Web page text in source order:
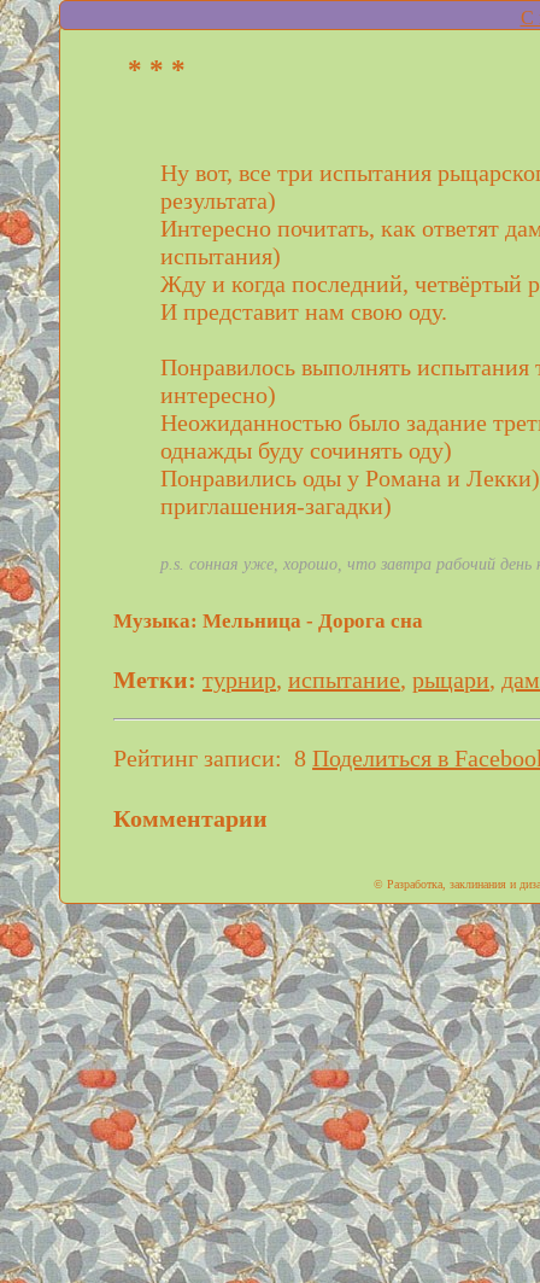
С
* * *
Ну вот, все три испытания
результата)
Интересно почитать, как ответят
испытания)
Жду и когда последний, четвёртый
И представит нам свою оду.
Понравилось выполнять испытания
интересно)
Неожиданностью было задание
однажды буду сочинять оду)
Понравились оды у Романа и
приглашения-загадки)
p.s. сонная уже, хорошо, что завтра рабочий день
Музыка: Мельница - Дорога сна
Метки: турнир,испытание,рыцари,
Рейтинг записи: 8 Поделиться в
Комментарии
© Разработка, заклинания и